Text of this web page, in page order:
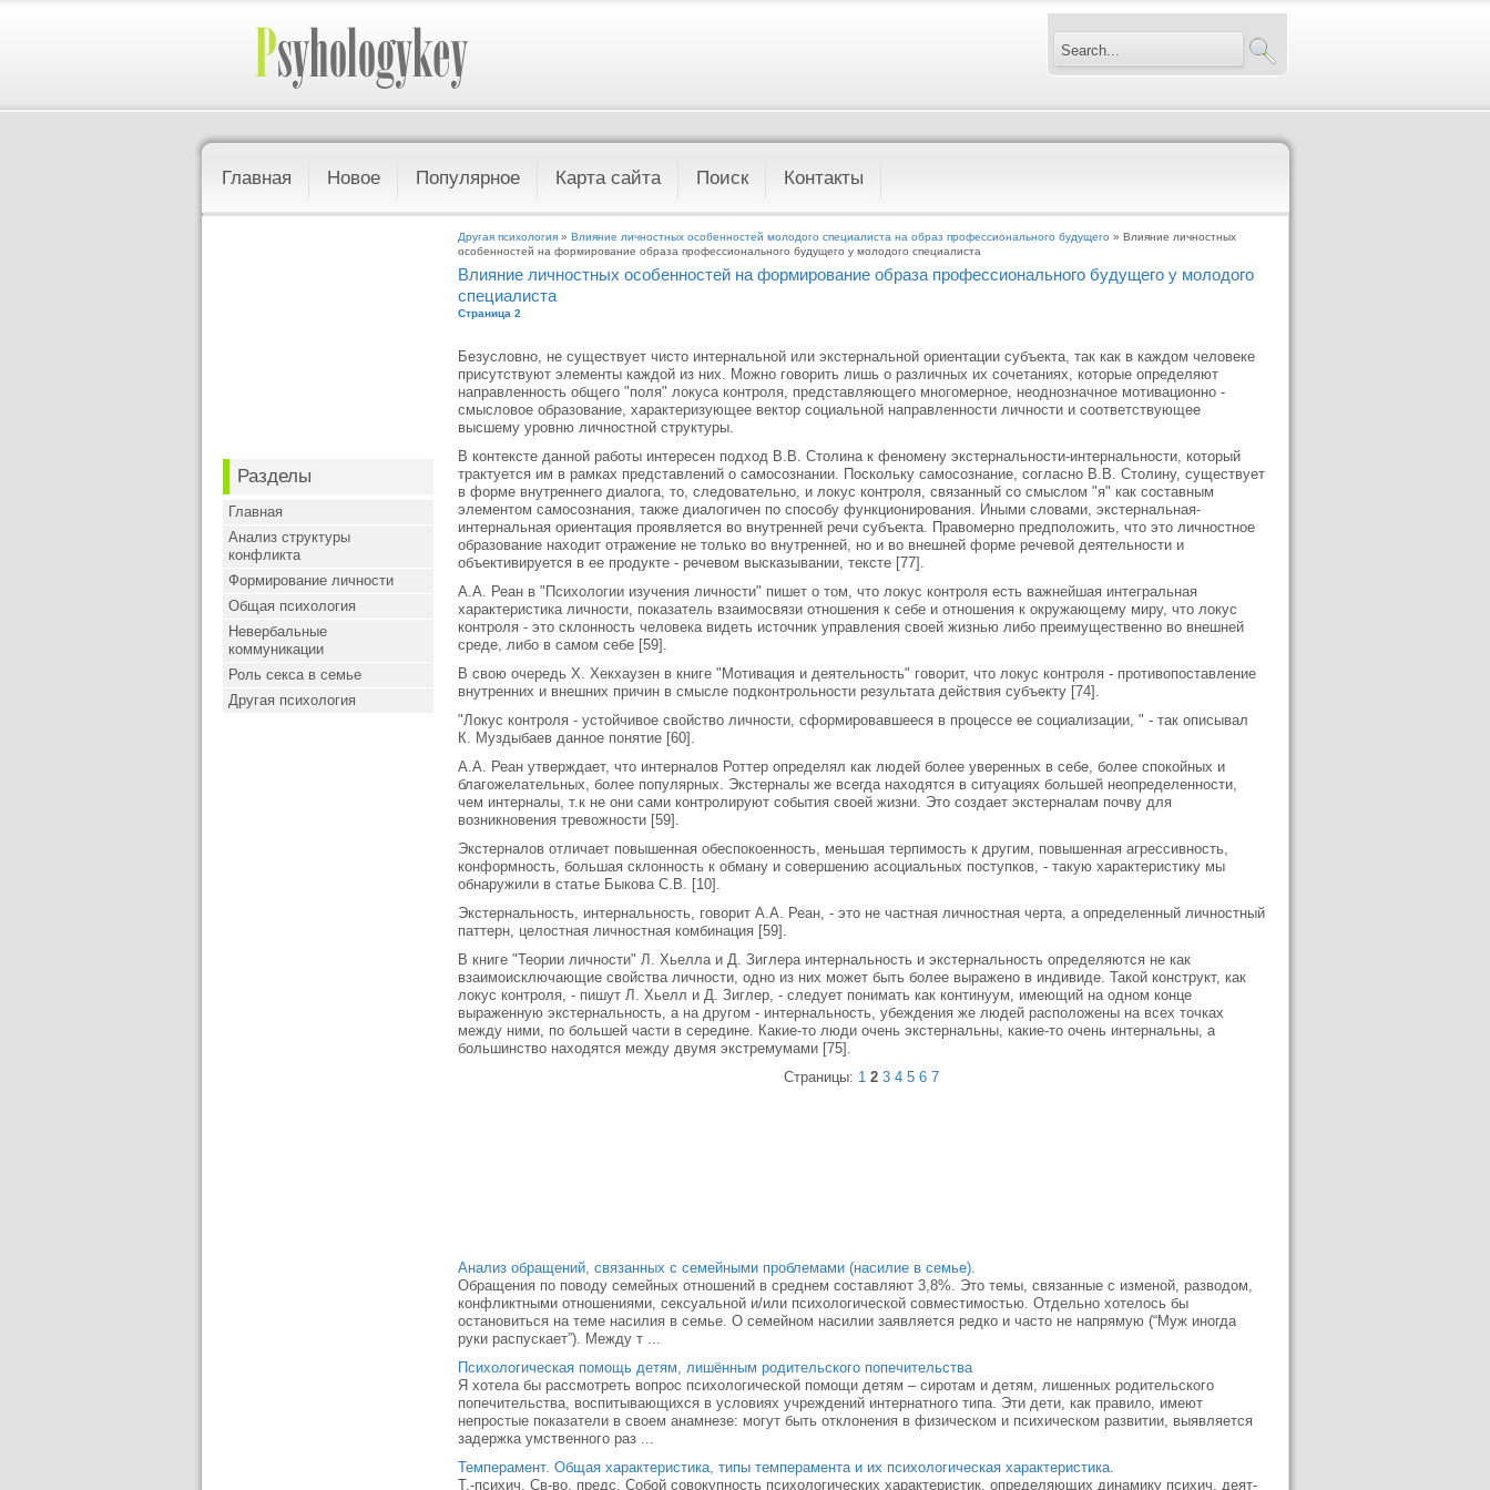
Главная Новое Популярное Карта сайта Поиск Контакты
Разделы
Главная
Анализ структуры
конфликта
Формирование личности
Общая психология
Невербальные
коммуникации
Роль секса в семье
Другая психология
Другая психология » Влияние личностных особенностей молодого специалиста на образ профессионального будущего » Влияние личностных
особенностей на формирование образа профессионального будущего у молодого специалиста
Влияние личностных особенностей на формирование образа профессионального будущего у молодого
специалиста
Страница 2
Безусловно, не существует чисто интернальной или экстернальной ориентации субъекта, так как в каждом человеке
присутствуют элементы каждой из них. Можно говорить лишь о различных их сочетаниях, которые определяют
направленность общего "поля" локуса контроля, представляющего многомерное, неоднозначное мотивационно -
смысловое образование, характеризующее вектор социальной направленности личности и соответствующее
высшему уровню личностной структуры.
В контексте данной работы интересен подход В.В. Столина к феномену экстернальности-интернальности, который
трактуется им в рамках представлений о самосознании. Поскольку самосознание, согласно В.В. Столину, существует
в форме внутреннего диалога, то, следовательно, и локус контроля, связанный со смыслом "я" как составным
элементом самосознания, также диалогичен по способу функционирования. Иными словами, экстернальная-
интернальная ориентация проявляется во внутренней речи субъекта. Правомерно предположить, что это личностное
образование находит отражение не только во внутренней, но и во внешней форме речевой деятельности и
объективируется в ее продукте - речевом высказывании, тексте [77].
А.А. Реан в "Психологии изучения личности" пишет о том, что локус контроля есть важнейшая интегральная
характеристика личности, показатель взаимосвязи отношения к себе и отношения к окружающему миру, что локус
контроля - это склонность человека видеть источник управления своей жизнью либо преимущественно во внешней
среде, либо в самом себе [59].
В свою очередь Х. Хекхаузен в книге "Мотивация и деятельность" говорит, что локус контроля - противопоставление
внутренних и внешних причин в смысле подконтрольности результата действия субъекту [74].
"Локус контроля - устойчивое свойство личности, сформировавшееся в процессе ее социализации, " - так описывал
К. Муздыбаев данное понятие [60].
А.А. Реан утверждает, что интерналов Роттер определял как людей более уверенных в себе, более спокойных и
благожелательных, более популярных. Экстерналы же всегда находятся в ситуациях большей неопределенности,
чем интерналы, т.к не они сами контролируют события своей жизни. Это создает экстерналам почву для
возникновения тревожности [59].
Экстерналов отличает повышенная обеспокоенность, меньшая терпимость к другим, повышенная агрессивность,
конформность, большая склонность к обману и совершению асоциальных поступков, - такую характеристику мы
обнаружили в статье Быкова С.В. [10].
Экстернальность, интернальность, говорит А.А. Реан, - это не частная личностная черта, а определенный личностный
паттерн, целостная личностная комбинация [59].
В книге "Теории личности" Л. Хьелла и Д. Зиглера интернальность и экстернальность определяются не как
взаимоисключающие свойства личности, одно из них может быть более выражено в индивиде. Такой конструкт, как
локус контроля, - пишут Л. Хьелл и Д. Зиглер, - следует понимать как континуум, имеющий на одном конце
выраженную экстернальность, а на другом - интернальность, убеждения же людей расположены на всех точках
между ними, по большей части в середине. Какие-то люди очень экстернальны, какие-то очень интернальны, а
большинство находятся между двумя экстремумами [75].
Страницы: 1 2 3 4 5 6 7
Анализ обращений, связанных с семейными проблемами (насилие в семье).
Обращения по поводу семейных отношений в среднем составляют 3,8%. Это темы, связанные с изменой, разводом,
конфликтными отношениями, сексуальной и/или психологической совместимостью. Отдельно хотелось бы
остановиться на теме насилия в семье. О семейном насилии заявляется редко и часто не напрямую (“Муж иногда
руки распускает”). Между т ...
Психологическая помощь детям, лишённым родительского попечительства
Я хотела бы рассмотреть вопрос психологической помощи детям – сиротам и детям, лишенных родительского
попечительства, воспитывающихся в условиях учреждений интернатного типа. Эти дети, как правило, имеют
непростые показатели в своем анамнезе: могут быть отклонения в физическом и психическом развитии, выявляется
задержка умственного раз ...
Темперамент. Общая характеристика, типы темперамента и их психологическая характеристика.
Т.-психич. Св-во, предс. Собой совокупность психологических характеристик, определяющих динамику психич. деят-